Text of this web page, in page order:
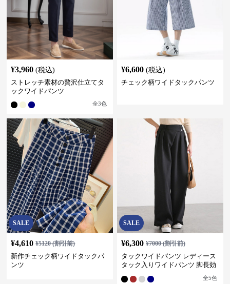
¥3,960 (税込)
ストレッチ素材の贅沢仕立てタ
ックワイドパンツ
全3色
¥6,600 (税込)
チェック柄ワイドタックパンツ
SALE
¥4,610 ¥5120(割引前)
新作チェック柄ワイドタックパ
ンツ
SALE
¥6,300 ¥7000(割引前)
タックワイドパンツ レディース
タック入りワイドパンツ 脚長効
全5色